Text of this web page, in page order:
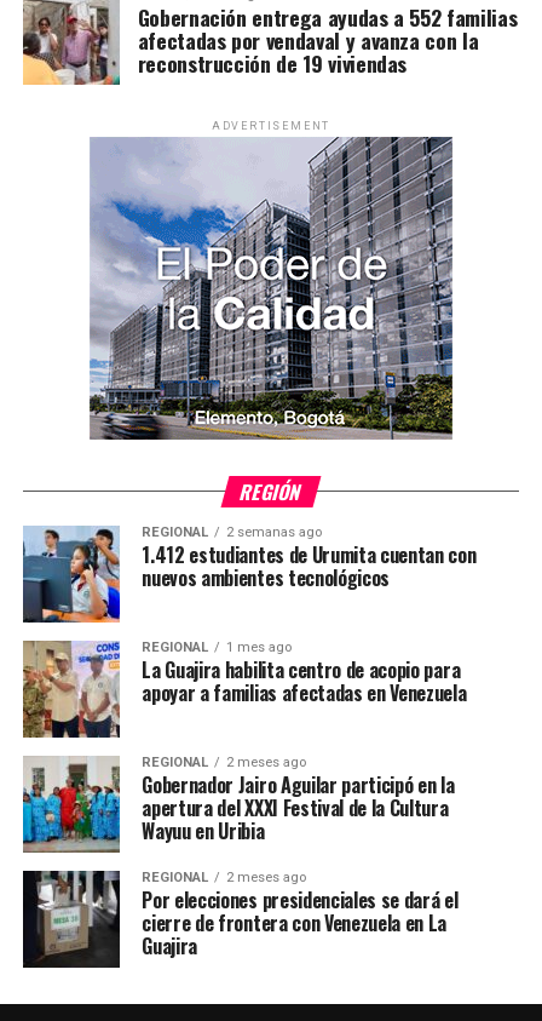
Gobernación entrega ayudas a 552 familias
afectadas por vendaval y avanza con la
reconstrucción de 19 viviendas
ADVERTISEMENT
REGIÓN
REGIONAL 2 semanas ago
1.412 estudiantes de Urumita cuentan con
nuevos ambientes tecnológicos
REGIONAL 1 mes ago
La Guajira habilita centro de acopio para
apoyar a familias afectadas en Venezuela
REGIONAL 2 meses ago
Gobernador Jairo Aguilar participó en la
apertura del XXXI Festival de la Cultura
Wayuu en Uribia
REGIONAL 2 meses ago
Por elecciones presidenciales se dará el
cierre de frontera con Venezuela en La
Guajira